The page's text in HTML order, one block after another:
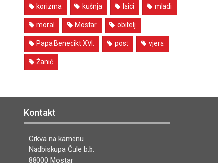
korizma kušnja laici mladi
moral Mostar obitelj
Papa Benedikt XVI. post vjera
Žanić
Kontakt
Crkva na kamenu
Nadbiskupa Čule b.b.
88000 Mostar